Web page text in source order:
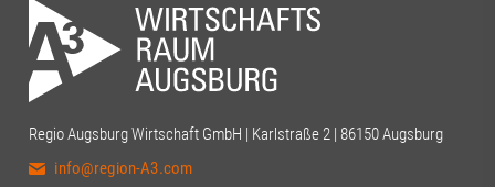
Regio Augsburg Wirtschaft GmbH | Karlstraße 2 | 86150 Augsburg
info@region-A3.com